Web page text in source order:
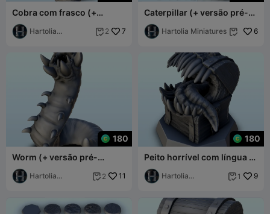
Cobra com frasco (+
versão pré-suportada) (3)
- miniaturas wa
Hartolia
 2 7
Caterpillar (+ versão pré-
suportada) (1) - miniaturas
warhaHartolia Miniatures  6
180
Worm (+ versão pré-
suportada) (2) - miniaturas
warhammer sc
Hartolia
 2 11
180
Peito horrível com língua (+
versão pré-suportada) (4)
- m
Hartolia
 1 9